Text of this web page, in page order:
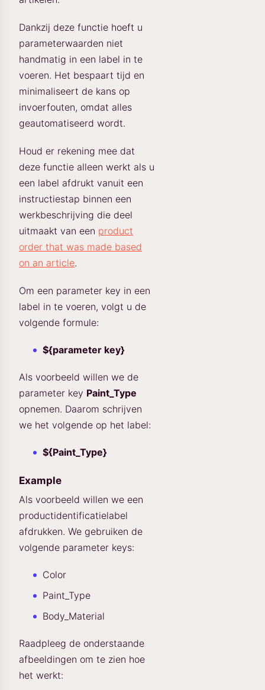
Dankzij deze functie hoeft u
parameterwaarden niet
handmatig in een label in te
voeren. Het bespaart tijd en
minimaliseert de kans op
invoerfouten, omdat alles
geautomatiseerd wordt.
Houd er rekening mee dat
deze functie alleen werkt als u
een label afdrukt vanuit een
instructiestap binnen een
werkbeschrijving die deel
uitmaakt van een product
order that was made based
on an article.
Om een parameter key in een
label in te voeren, volgt u de
volgende formule:
${parameter key}
Als voorbeeld willen we de
parameter key Paint_Type
opnemen. Daarom schrijven
we het volgende op het label:
${Paint_Type}
Example
Als voorbeeld willen we een
productidentificatielabel
afdrukken. We gebruiken de
volgende parameter keys:
Color
Paint_Type
Body_Material
Raadpleeg de onderstaande
afbeeldingen om te zien hoe
het werkt: